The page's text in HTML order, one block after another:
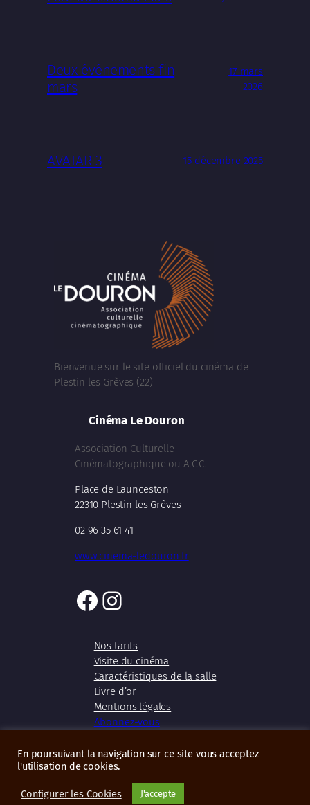
Deux événements fin
mars
17 mars
2026
AVATAR 3 15 décembre 2025
Bienvenue sur le site officiel du cinéma de
Plestin les Grèves (22)
Cinéma Le Douron
Association Culturelle
Cinématographique ou A.C.C.
Place de Launceston
22310 Plestin les Grèves
02 96 35 61 41
www.cinema-ledouron.fr
Facebook
Instagram
Nos tarifs
Visite du cinéma
Caractéristiques de la salle
Livre d’or
Mentions légales
Abonnez-vous
Copyright 2026 – Cinéma Le Douron
En poursuivant la navigation sur ce site vous acceptez
l'utilisation de cookies.
Configurer les Cookies J'accepte